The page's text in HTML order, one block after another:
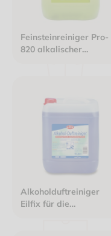
Feinsteinreiniger Pro-
820 alkalischer
Alkoholduftreiniger
Eilfix für die